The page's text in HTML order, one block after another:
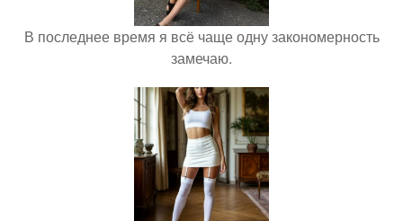
В последнее время я всё чаще одну закономерность
замечаю.